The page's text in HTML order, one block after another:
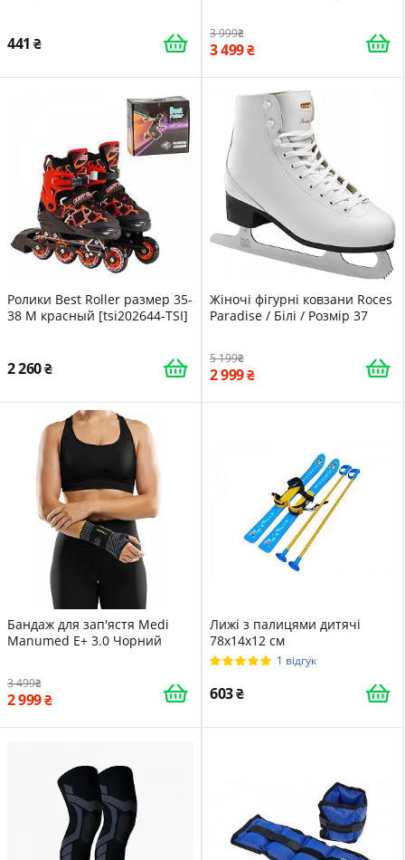
441
3 999
3 499
Ролики Best Roller размер 35-
38 М красный [tsi202644-ТSІ]
2 260
Жіночі фігурні ковзани Roces
Paradise / Білі / Розмір 37
5 199
2 999
Бандаж для зап'ястя Medi
Manumed E+ 3.0 Чорний
3 499
2 999
Лижі з палицями дитячі
78х14х12 см
1 відгук
603